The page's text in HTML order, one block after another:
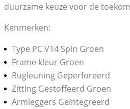
duurzame keuze voor de
Kenmerken:
Type PC V14 Spin Groen
Frame kleur Groen
Rugleuning Geperforeerd
Zitting Gestoffeerd Groen
Armleggers Geïntegreerd